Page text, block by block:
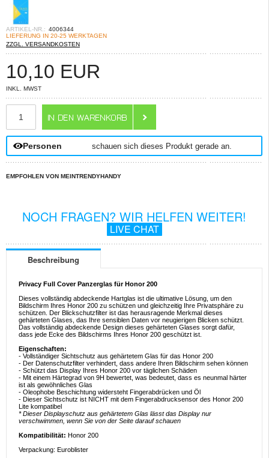
ARTIKEL-NR.: 4006344
LIEFERUNG IN 20-25 WERKTAGEN
ZZGL. VERSANDKOSTEN
10,10 EUR
INKL. MWST
Personen schauen sich dieses Produkt gerade an.
EMPFOHLEN VON MEINTRENDYHANDY
NOCH FRAGEN? WIR HELFEN WEITER!
LIVE CHAT
Beschreibung
Privacy Full Cover Panzerglas für Honor 200
Dieses vollständig abdeckende Hartglas ist die ultimative Lösung, um den
Bildschirm Ihres Honor 200 zu schützen und gleichzeitig Ihre Privatsphäre zu
schützen. Der Blickschutzfilter ist das herausragende Merkmal dieses
gehärteten Glases, das Ihre sensiblen Daten vor neugierigen Blicken schützt.
Das vollständig abdeckende Design dieses gehärteten Glases sorgt dafür,
dass jede Ecke des Bildschirms Ihres Honor 200 geschützt ist.
Eigenschaften:
- Vollständiger Sichtschutz aus gehärtetem Glas für das Honor 200
- Der Datenschutzfilter verhindert, dass andere Ihren Bildschirm sehen können
- Schützt das Display Ihres Honor 200 vor täglichen Schäden
- Mit einem Härtegrad von 9H bewertet, was bedeutet, dass es neunmal härter
ist als gewöhnliches Glas
- Oleophobe Beschichtung widersteht Fingerabdrücken und Öl
- Dieser Sichtschutz ist NICHT mit dem Fingerabdrucksensor des Honor 200
Lite kompatibel
* Dieser Displayschutz aus gehärtetem Glas lässt das Display nur
verschwimmen, wenn Sie von der Seite darauf schauen
Kompatibilität: Honor 200
Verpackung: Euroblister